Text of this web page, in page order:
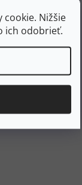
cookie. Nižšie
ich odobrieť.
Skladom
Do košíka
kombinuje
balení.